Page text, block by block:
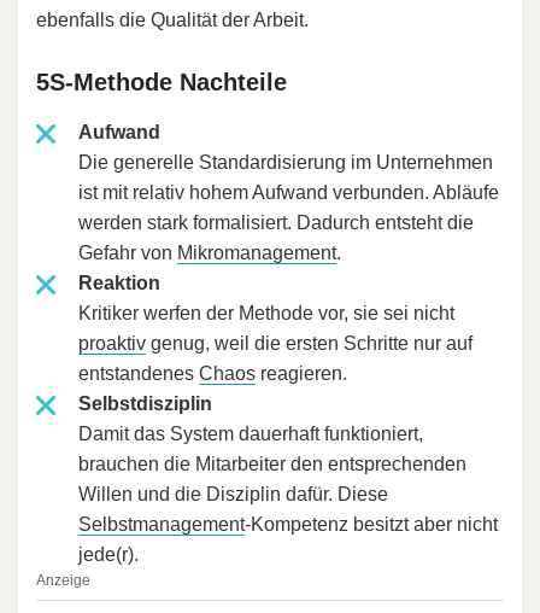
ebenfalls die Qualität der Arbeit.
5S-Methode Nachteile
Aufwand
Die generelle Standardisierung im Unternehmen
ist mit relativ hohem Aufwand verbunden. Abläufe
werden stark formalisiert. Dadurch entsteht die
Gefahr von Mikromanagement.
Reaktion
Kritiker werfen der Methode vor, sie sei nicht
proaktiv genug, weil die ersten Schritte nur auf
entstandenes Chaos reagieren.
Selbstdisziplin
Damit das System dauerhaft funktioniert,
brauchen die Mitarbeiter den entsprechenden
Willen und die Disziplin dafür. Diese
Selbstmanagement-Kompetenz besitzt aber nicht
jede(r).
Anzeige